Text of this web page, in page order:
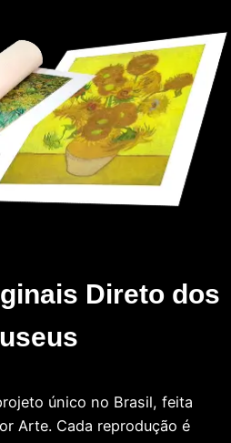
Direto dos
único no Brasil, feita
Arte. Cada reprodução é